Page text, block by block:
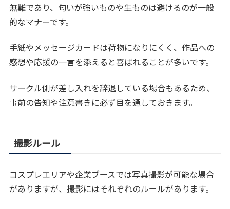
無難であり、匂いが強いものや生ものは避けるのが一般
的なマナーです。
手紙やメッセージカードは荷物になりにくく、作品への
感想や応援の一言を添えると喜ばれることが多いです。
サークル側が差し入れを辞退している場合もあるため、
事前の告知や注意書きに必ず目を通しておきます。
撮影ルール
コスプレエリアや企業ブースでは写真撮影が可能な場合
がありますが、撮影にはそれぞれのルールがあります。